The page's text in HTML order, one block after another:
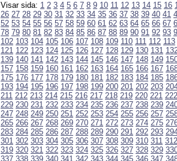
Visar sida: 1 2 3 4 5 6 7 8 9 10 11 12 13 14 15 16
26 27 28 29 30 31 32 33 34 35 36 37 38 39 40 41
52 53 54 55 56 57 58 59 60 61 62 63 64 65 66 67
78 79 80 81 82 83 84 85 86 87 88 89 90 91 92 93
102 103 104 105 106 107 108 109 110 111 112 113
121 122 123 124 125 126 127 128 129 130 131
139 140 141 142 143 144 145 146 147 148 149
157 158 159 160 161 162 163 164 165 166 167
175 176 177 178 179 180 181 182 183 184 185
193 194 195 196 197 198 199 200 201 202 203
211 212 213 214 215 216 217 218 219 220 221 222
229 230 231 232 233 234 235 236 237 238 239
247 248 249 250 251 252 253 254 255 256 257
265 266 267 268 269 270 271 272 273 274 275
283 284 285 286 287 288 289 290 291 292 293
301 302 303 304 305 306 307 308 309 310 311 312
319 320 321 322 323 324 325 326 327 328 329
337 338 339 340 341 342 343 344 345 346 347